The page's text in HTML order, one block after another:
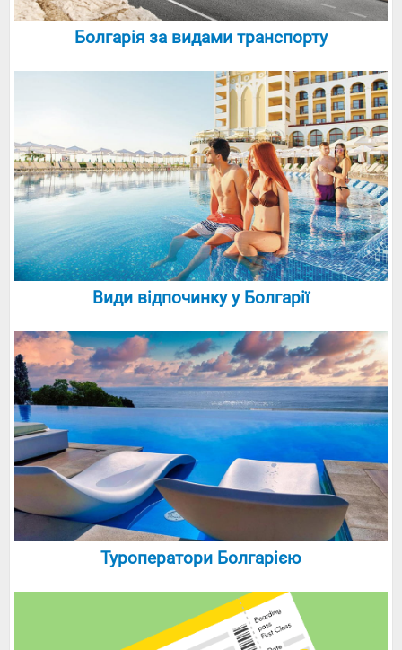
Болгарія за видами транспорту
Види відпочинку у Болгарії
Туроператори Болгарією